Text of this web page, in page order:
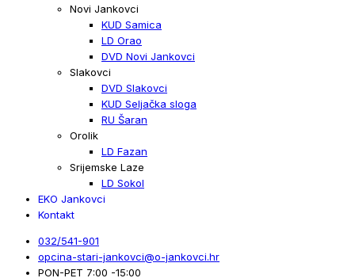
Novi Jankovci
KUD Samica
LD Orao
DVD Novi Jankovci
Slakovci
DVD Slakovci
KUD Seljačka sloga
RU Šaran
Orolik
LD Fazan
Srijemske Laze
LD Sokol
EKO Jankovci
Kontakt
032/541-901
opcina-stari-jankovci@o-jankovci.hr
PON-PET 7:00 -15:00